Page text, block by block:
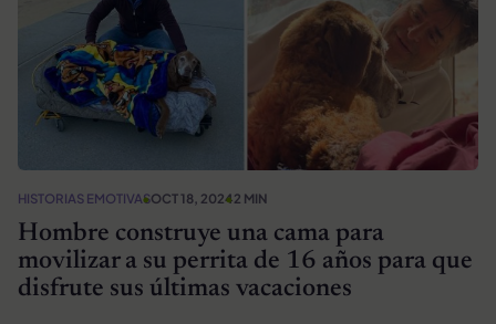
HISTORIAS EMOTIVASOCT 18, 20242 MIN
Hombre construye una cama para
movilizar a su perrita de 16 años para que
disfrute sus últimas vacaciones